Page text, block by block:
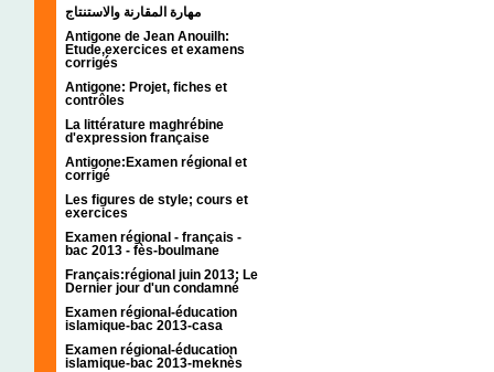
مهارة المقارنة والاستنتاج
Antigone de Jean Anouilh:
Etude,exercices et examens
corrigés
Antigone: Projet, fiches et
contrôles
La littérature maghrébine
d'expression française
Antigone:Examen régional et
corrigé
Les figures de style; cours et
exercices
Examen régional - français -
bac 2013 - fès-boulmane
Français:régional juin 2013; Le
Dernier jour d'un condamné
Examen régional-éducation
islamique-bac 2013-casa
Examen régional-éducation
islamique-bac 2013-meknès